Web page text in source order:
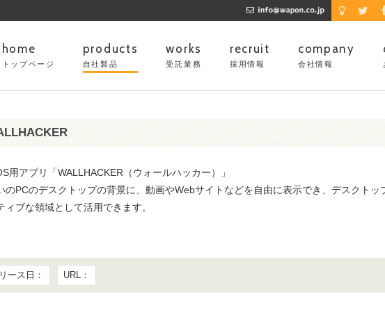
home
トップページ
products
自社製品
works
受託業務
recruit
採用情報
company
会社情報
用アプリ「WALLHACKER（ウォールハッカー）」
のPCのデスクトップの背景に、動画やWebサイトなどを自由に表示でき、デスクトッ
ィブな領域として活用できます。
ース日： URL：